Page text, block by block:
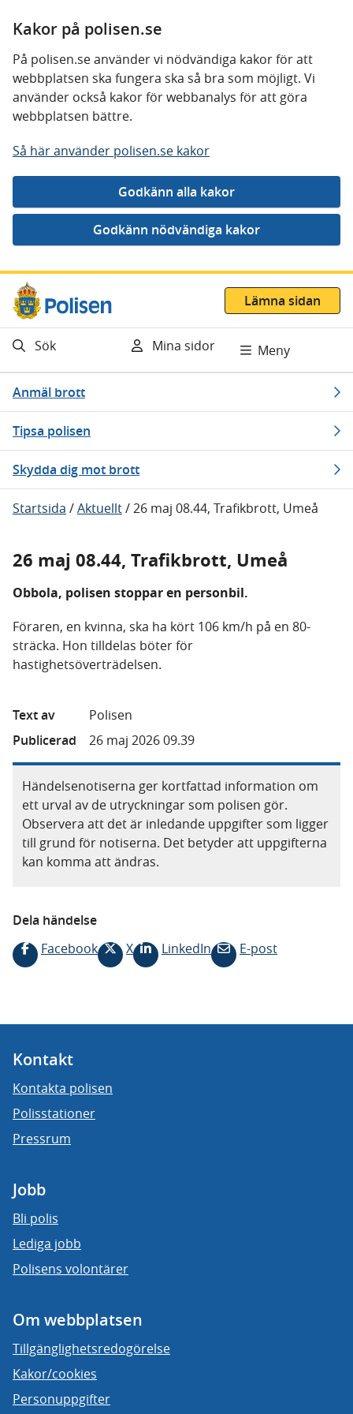
Kakor på polisen.se
På polisen.se använder vi nödvändiga kakor för att
webbplatsen ska fungera ska så bra som möjligt. Vi
använder också kakor för webbanalys för att göra
webbplatsen bättre.
Så här använder polisen.se kakor
Gå direkt till innehåll
Lämna sidan
Sök Mina sidor Meny
Anmäl brott
Tipsa polisen
Skydda dig mot brott
Startsida /Aktuellt/26 maj 08.44, Trafikbrott, Umeå
26 maj 08.44, Trafikbrott, Umeå
Obbola, polisen stoppar en personbil.
Föraren, en kvinna, ska ha kört 106 km/h på en 80-
sträcka. Hon tilldelas böter för
hastighetsöverträdelsen.
Text av
Polisen
Publicerad
26 maj 2026 09.39
Händelsenotiserna ger kortfattad information om
ett urval av de utryckningar som polisen gör.
Observera att det är inledande uppgifter som ligger
till grund för notiserna. Det betyder att uppgifterna
kan komma att ändras.
Dela händelse
Facebook
X LinkedIn E-post
Kontakt
Kontakta polisen
Polisstationer
Pressrum
Jobb
Bli polis
Lediga jobb
Polisens volontärer
Om webbplatsen
Tillgänglighetsredogörelse
Kakor/cookies
Personuppgifter